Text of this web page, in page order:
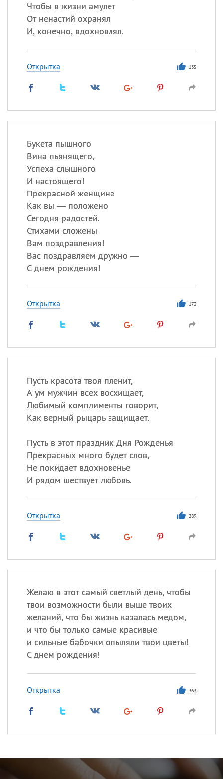
Чтобы в жизни амулет
От ненастий охранял
И, конечно, вдохновлял.
Открытка 135
Букета пышного
Вина пьянящего,
Успеха слышного
И настоящего!
Прекрасной женщине
Как вы — положено
Сегодня радостей.
Стихами сложены
Вам поздравления!
Вас поздравляем дружно —
С днем рождения!
Открытка 173
Пусть красота твоя пленит,
А ум мужчин всех восхищает,
Любимый комплименты говорит,
Как верный рыцарь защищает.
Пусть в этот праздник Дня Рожденья
Прекрасных много будет слов,
Не покидает вдохновенье
И рядом шествует любовь.
Открытка 289
Желаю в этот самый светлый день, чтобы
твои возможности были выше твоих
желаний, что бы жизнь казалась медом,
и что бы только самые красивые
и сильные бабочки опыляли твои цветы!
С днем рождения!
Открытка 363